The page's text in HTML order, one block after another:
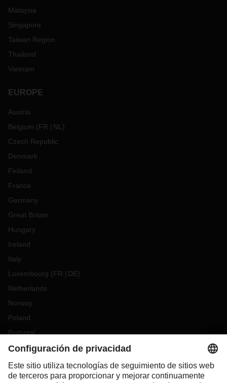
Malaysia
Singapore
Taiwan Region
Thailand
Vietnam
EUROPE
Austria
Belgium (FR NL )
Czech Republic
Denmark
Finland
France
Germany
Great Britain
Hungary
Ireland
Italy
Luxembourg (FR DE)
Netherlands
Norway
Poland
Portugal
Romania
Slovakia
Spain